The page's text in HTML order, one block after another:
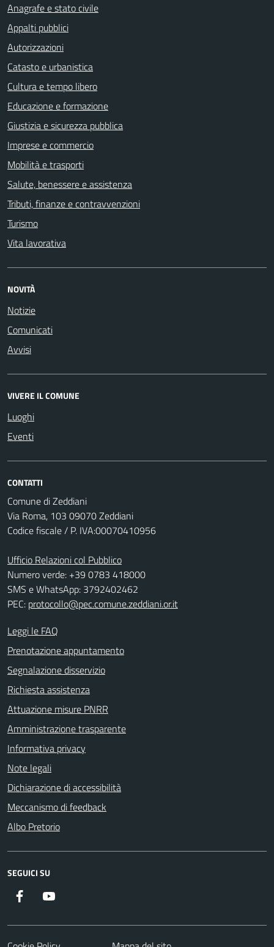
Anagrafe e stato civile
Appalti pubblici
Autorizzazioni
Catasto e urbanistica
Cultura e tempo libero
Educazione e formazione
Giustizia e sicurezza pubblica
Imprese e commercio
Mobilità e trasporti
Salute, benessere e assistenza
Tributi, finanze e contravvenzioni
Turismo
Vita lavorativa
NOVITÀ
Notizie
Comunicati
Avvisi
VIVERE IL COMUNE
Luoghi
Eventi
CONTATTI
Comune di Zeddiani
Via Roma, 103 09070 Zeddiani
Codice fiscale / P. IVA:00070410956
Ufficio Relazioni col Pubblico
Numero verde: +39 0783 418000
SMS e WhatsApp: 3792402462
PEC: protocollo@pec.comune.zeddiani.or.it
Leggi le FAQ
Prenotazione appuntamento
Segnalazione disservizio
Richiesta assistenza
Attuazione misure PNRR
Amministrazione trasparente
Informativa privacy
Note legali
Dichiarazione di accessibilità
Meccanismo di feedback
Albo Pretorio
SEGUICI SU
Facebook